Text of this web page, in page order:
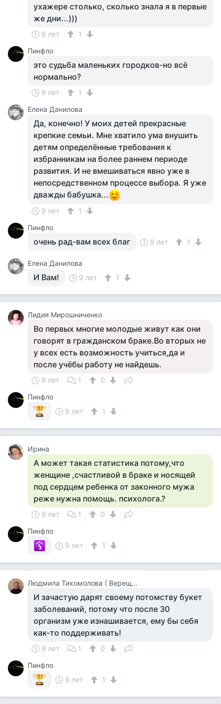
ухажере столько, сколько знала я в первые
же дни...)))
9 лет
1
Пинфло
это судьба маленьких городков-но всё
нормально?
9 лет
1
Елена Данилова
Да, конечно! У моих детей прекрасные
крепкие семьи. Мне хватило ума внушить
детям определённые требования к
избранникам на более раннем периоде
развития. И не вмешиваться явно уже в
непосредственном процессе выбора. Я уже
дважды бабушка...
9 лет
1
Пинфло
очень рад-вам всех благ 9 лет 1
Елена Данилова
И Вам! 9 лет 1
Лидия Мирошниченко
Во первых многие молодые живут как они
говорят в гражданском браке.Во вторых не
у всех есть возможность учиться,да и
после учёбы работу не найдешь.
9 лет 1
0
Пинфло
9 лет
1
Ирина
А может такая статистика потому,что
женщине ,счастливой в браке и носящей
под сердцем ребенка от законного мужа
реже нужна помощь. психолога.?
9 лет 1
0
Пинфло
9 лет
1
Людмила Тихомолова ( Верещагина )
И зачастую дарят своему потомству букет
заболеваний, потому что после 30
организм уже изнашивается, ему бы себя
как-то поддерживать!
9 лет 1
0
Пинфло
9 лет
1